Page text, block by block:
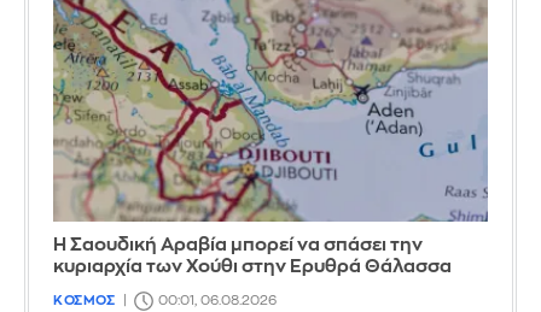
Η Σαουδική Αραβία μπορεί να σπάσει την
κυριαρχία των Χούθι στην Ερυθρά Θάλασσα
ΚΟΣΜΟΣ 00:01, 06.08.2026